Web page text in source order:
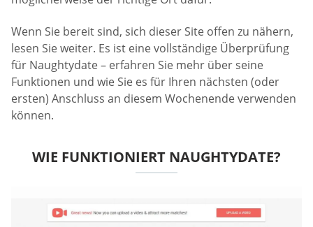
Wenn Sie bereit sind, sich dieser Site offen zu nähern,
lesen Sie weiter. Es ist eine vollständige Überprüfung
für Naughtydate – erfahren Sie mehr über seine
Funktionen und wie Sie es für Ihren nächsten (oder
ersten) Anschluss an diesem Wochenende verwenden
können.
WIE FUNKTIONIERT NAUGHTYDATE?